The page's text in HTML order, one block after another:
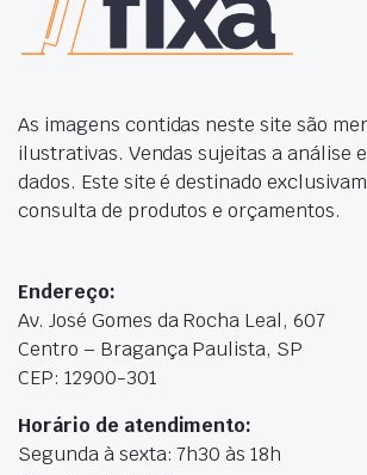
As imagens contidas neste site são
ilustrativas. Vendas sujeitas a análise
dados. Este site é destinado
consulta de produtos e orçamentos.
Endereço:
Av. José Gomes da Rocha Leal, 607
Centro – Bragança Paulista, SP
CEP: 12900-301
Horário de atendimento:
Segunda à sexta: 7h30 às 18h